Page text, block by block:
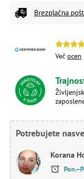
Brezplačna
Več ocen
Potrebujete
Korana